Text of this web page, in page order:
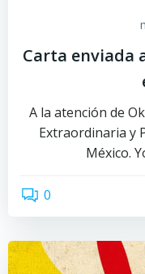
Carta enviada
A la atención de
Extraordinaria y
México.
0